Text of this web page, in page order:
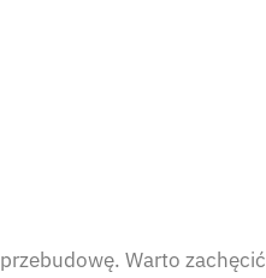
Warto zachęcić